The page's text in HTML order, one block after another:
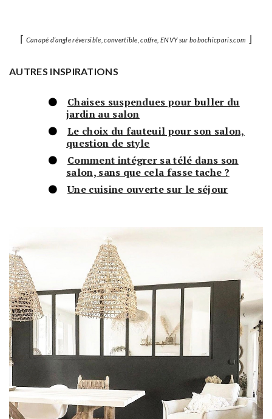
⌈ Canapé d’angle réversible, convertible, coffre, ENVY sur bobochicparis.com ⌋
AUTRES INSPIRATIONS
Chaises suspendues pour buller du
jardin au salon
Le choix du fauteuil pour son salon,
question de style
Comment intégrer sa télé dans son
salon, sans que cela fasse tache ?
Une cuisine ouverte sur le séjour